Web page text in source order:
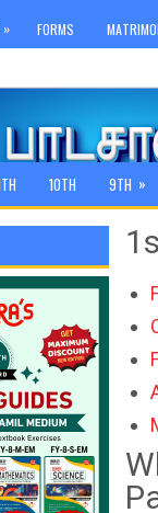
» FORMS
10TH 9TH »